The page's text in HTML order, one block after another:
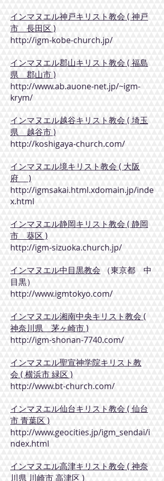
インマヌエル神戸キリスト教会 ( 神戸
市 長田区 )
http://igm-kobe-church.jp/
インマヌエル郡山キリスト教会 ( 福島
県 郡山市 )
http://www.ab.auone-net.jp/~igm-
krym/
インマヌエル越谷キリスト教会 ( 埼玉
県 越谷市 )
http://koshigaya-church.com/
インマヌエル境キリスト教会 ( 大阪
府 )
http://igmsakai.html.xdomain.jp/inde
x.html
インマヌエル静岡キリスト教会 ( 静岡
市 葵区 )
http://igm-sizuoka.church.jp/
インマヌエル中目黒教会 （東京都 中
目黒）
http://www.igmtokyo.com/
インマヌエル湘南中央キリスト教会 (
神奈川県 茅ヶ崎市 )
http://igm-shonan-7740.com/
インマヌエル聖宣神学院キリスト教
会 ( 横浜市 緑区 )
http://www.bt-church.com/
インマヌエル仙台キリスト教会 ( 仙台
市 青葉区 )
http://www.geocities.jp/igm_sendai/i
ndex.html
インマヌエル高津キリスト教会 ( 神奈
川県 川崎市 高津区 )